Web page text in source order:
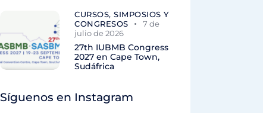
CURSOS, SIMPOSIOS Y
CONGRESOS
7 de
julio de 2026
27th IUBMB Congress
2027 en Cape Town,
Sudáfrica
Síguenos en Instagram